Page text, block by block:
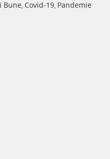
Bune, Covid-19, Pandemie